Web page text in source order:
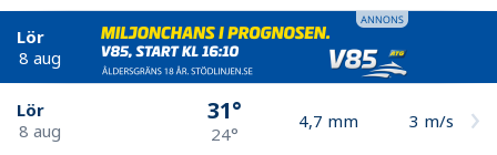
Lör
8 aug
Lör
8 aug
31°
24°
4,7 mm 3 m/s